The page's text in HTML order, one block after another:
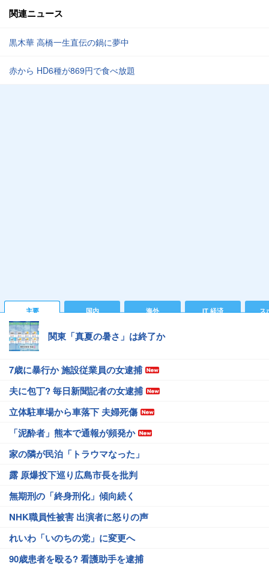
関連ニュース
黒木華 高橋一生直伝の鍋に夢中
赤から HD6種が869円で食べ放題
主要 国内 海外 IT 経済 ス
関東「真夏の暑さ」は終了か
7歳に暴行か 施設従業員の女逮捕
夫に包丁? 毎日新聞記者の女逮捕
立体駐車場から車落下 夫婦死傷
「泥酔者」熊本で通報が頻発か
家の隣が民泊「トラウマなった」
露 原爆投下巡り広島市長を批判
無期刑の「終身刑化」傾向続く
NHK職員性被害 出演者に怒りの声
れいわ「いのちの党」に変更へ
90歳患者を殴る? 看護助手を逮捕